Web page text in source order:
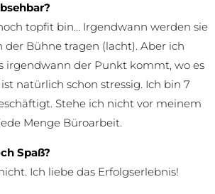
topfit bin… Irgendwann werden sie
der Bühne tragen (lacht). Aber ich
irgendwann der Punkt kommt, wo es
natürlich schon stressig. Ich bin 7
Stehe ich nicht vor meinem
Menge Büroarbeit.
Spaß?
Ich liebe das Erfolgserlebnis!